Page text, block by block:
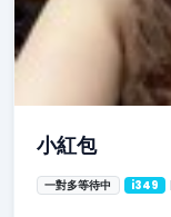
小紅包
一對多等待中 i349